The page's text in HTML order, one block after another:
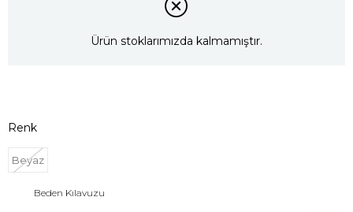
Ürün stoklarımızda kalmamıştır.
Renk
Beyaz
Beden Kılavuzu